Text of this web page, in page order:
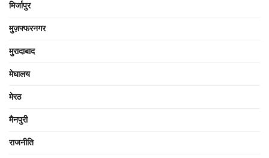
मिर्जापुर
मुज़फ्फरनगर
मुरादाबाद
मेघालय
मेरठ
मैनपुरी
राजनीति